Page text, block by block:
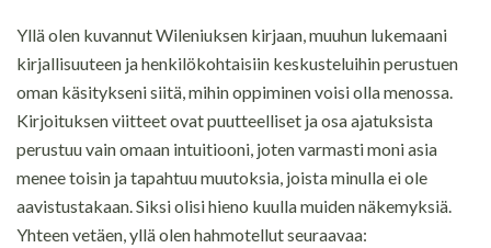
Yllä olen kuvannut Wileniuksen kirjaan, muuhun lukemaani
kirjallisuuteen ja henkilökohtaisiin keskusteluihin perustuen
oman käsitykseni siitä, mihin oppiminen voisi olla menossa.
Kirjoituksen viitteet ovat puutteelliset ja osa ajatuksista
perustuu vain omaan intuitiooni, joten varmasti moni asia
menee toisin ja tapahtuu muutoksia, joista minulla ei ole
aavistustakaan. Siksi olisi hieno kuulla muiden näkemyksiä.
Yhteen vetäen, yllä olen hahmotellut seuraavaa: